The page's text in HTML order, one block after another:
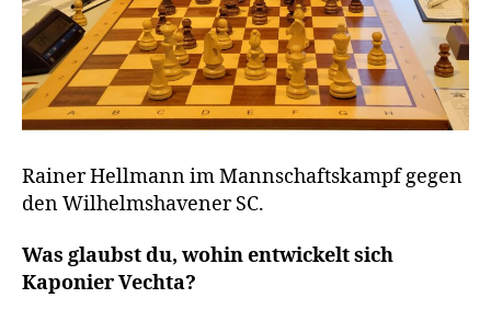
Rainer Hellmann im Mannschaftskampf gegen
den Wilhelmshavener SC.
Was glaubst du, wohin entwickelt sich
Kaponier Vechta?